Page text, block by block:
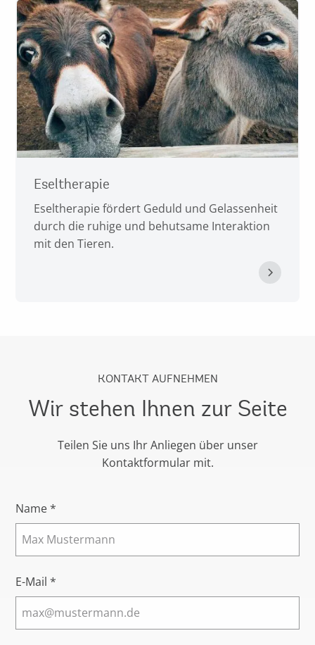
Eseltherapie
Eseltherapie fördert Geduld und Gelassenheit
durch die ruhige und behutsame Interaktion
mit den Tieren.
KONTAKT AUFNEHMEN
Wir stehen Ihnen zur Seite
Teilen Sie uns Ihr Anliegen über unser
Kontaktformular mit.
Name *
E-Mail *